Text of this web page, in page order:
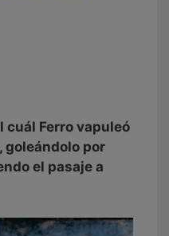
cuál Ferro vapuleó
goleándolo por
el pasaje a